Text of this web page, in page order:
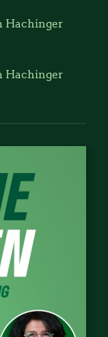
Hachinger
Hachinger